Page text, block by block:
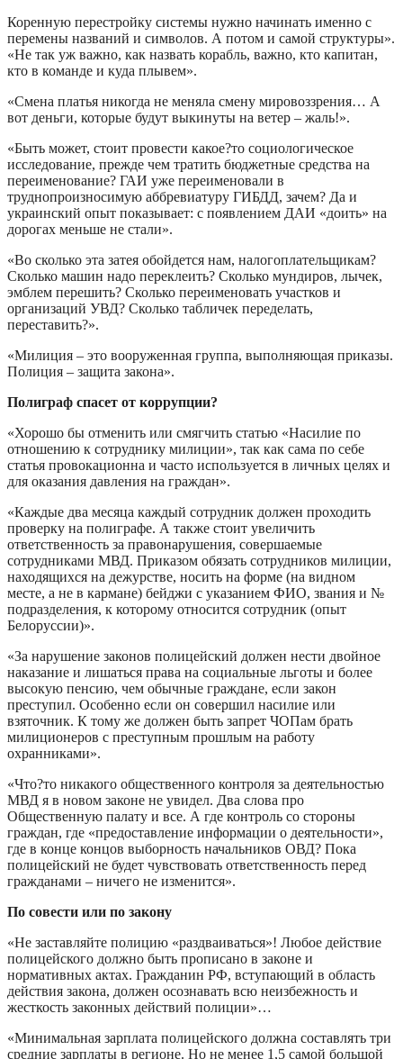
Коренную перестройку системы нужно начинать именно с
перемены названий и символов. А потом и самой структуры».
«Не так уж важно, как назвать корабль, важно, кто капитан,
кто в команде и куда плывем».
«Смена платья никогда не меняла смену мировоззрения… А
вот деньги, которые будут выкинуты на ветер – жаль!».
«Быть может, стоит провести какое?то социологическое
исследование, прежде чем тратить бюджетные средства на
переименование? ГАИ уже переименовали в
труднопроизносимую аббревиатуру ГИБДД, зачем? Да и
украинский опыт показывает: с появлением ДАИ «доить» на
дорогах меньше не стали».
«Во сколько эта затея обойдется нам, налогоплательщикам?
Сколько машин надо переклеить? Сколько мундиров, лычек,
эмблем перешить? Сколько переименовать участков и
организаций УВД? Сколько табличек переделать,
переставить?».
«Милиция – это вооруженная группа, выполняющая приказы.
Полиция – защита закона».
Полиграф спасет от коррупции?
«Хорошо бы отменить или смягчить статью «Насилие по
отношению к сотруднику милиции», так как сама по себе
статья провокационна и часто используется в личных целях и
для оказания давления на граждан».
«Каждые два месяца каждый сотрудник должен проходить
проверку на полиграфе. А также стоит увеличить
ответственность за правонарушения, совершаемые
сотрудниками МВД. Приказом обязать сотрудников милиции,
находящихся на дежурстве, носить на форме (на видном
месте, а не в кармане) бейджи с указанием ФИО, звания и №
подразделения, к которому относится сотрудник (опыт
Белоруссии)».
«За нарушение законов полицейский должен нести двойное
наказание и лишаться права на социальные льготы и более
высокую пенсию, чем обычные граждане, если закон
преступил. Особенно если он совершил насилие или
взяточник. К тому же должен быть запрет ЧОПам брать
милиционеров с преступным прошлым на работу
оxранниками».
«Что?то никакого общественного контроля за деятельностью
МВД я в новом законе не увидел. Два слова про
Общественную палату и все. А где контроль со стороны
граждан, где «предоставление информации о деятельности»,
где в конце концов выборность начальников ОВД? Пока
полицейский не будет чувствовать ответственность перед
гражданами – ничего не изменится».
По совести или по закону
«Не заставляйте полицию «раздваиваться»! Любое действие
полицейского должно быть прописано в законе и
нормативных актах. Гражданин РФ, вступающий в область
действия закона, должен осознавать всю неизбежность и
жесткость законных действий полиции»…
«Минимальная зарплата полицейского должна составлять три
средние зарплаты в регионе. Но не менее 1,5 самой большой